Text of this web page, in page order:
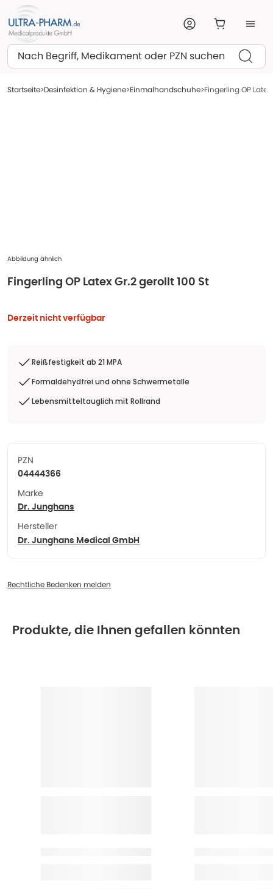
Suchen
Startseite Desinfektion & Hygiene Einmalhandschuhe Fingerling OP
Abbildung ähnlich
Fingerling OP Latex Gr.2 gerollt 100 St
Derzeit nicht verfügbar
Reißfestigkeit ab 21 MPA
Formaldehydfrei und ohne Schwermetalle
Lebensmitteltauglich mit Rollrand
PZN
04444366
Marke
Dr. Junghans
Hersteller
Dr. Junghans Medical GmbH
Rechtliche Bedenken melden
Produkte, die Ihnen gefallen könnten